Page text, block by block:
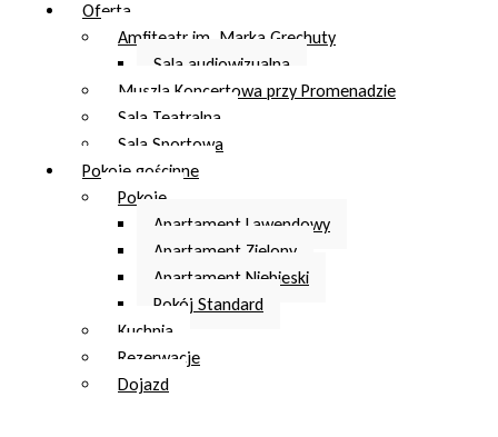
Oferta
Amfiteatr im. Marka Grechuty
Sala audiowizualna
Muszla Koncertowa przy Promenadzie
Sala Teatralna
Sala Sportowa
Pokoje gościnne
Pokoje
Apartament Lawendowy
Apartament Zielony
Apartament Niebieski
Pokój Standard
Kuchnia
Rezerwacje
Dojazd